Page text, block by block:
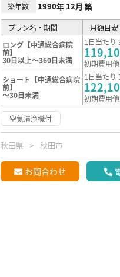
築年数 1990年 12月 築
プラン名・期間
月額目安
ロング【中通総合病院
前】
30日以上～360日未満
1日当たり
初期費用
ショート【中通総合病院
前】
～30日未満
1日当たり
初期費用
空気清浄機付
秋田県 秋田市
お問合わせ